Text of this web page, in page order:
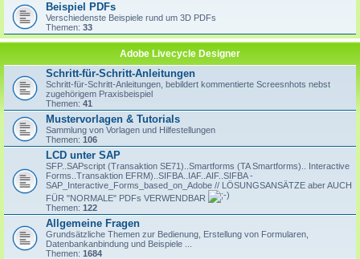
Beispiel PDFs
Verschiedenste Beispiele rund um 3D PDFs
Themen: 33
Adobe Livecycle Designer
Schritt-für-Schritt-Anleitungen
Schritt-für-Schritt-Anleitungen, bebildert kommentierte Screesnhots nebst
zugehörigem Praxisbeispiel
Themen: 41
Mustervorlagen & Tutorials
Sammlung von Vorlagen und Hilfestellungen
Themen: 106
LCD unter SAP
SFP..SAPscript (Transaktion SE71)..Smartforms (TA Smartforms).. Interactive
Forms..Transaktion EFRM)..SIFBA..IAF..AIF..SIFBA -
SAP_Interactive_Forms_based_on_Adobe // LÖSUNGSANSÄTZE aber AUCH
FÜR "NORMALE" PDFs VERWENDBAR
Themen: 122
Allgemeine Fragen
Grundsätzliche Themen zur Bedienung, Erstellung von Formularen,
Datenbankanbindung und Beispiele ...
Themen: 1684